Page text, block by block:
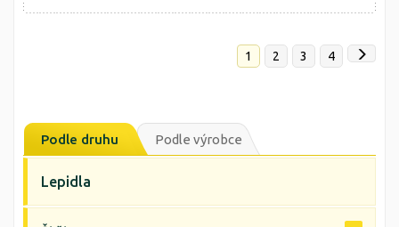
1 2 3 4
Podle druhu Podle výrobce
Lepidla